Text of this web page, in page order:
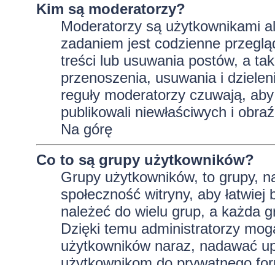
Kim są moderatorzy?
Moderatorzy są użytkownikami
zadaniem jest codzienne
treści lub usuwania postów, a
przenoszenia, usuwania i
reguły moderatorzy czuwają,
publikowali niewłaściwych i
Na górę
Co to są grupy użytkowników?
Grupy użytkowników, to grupy,
społeczność witryny, aby
należeć do wielu grup, a każda
Dzięki temu administratorzy
użytkowników naraz, nadawać